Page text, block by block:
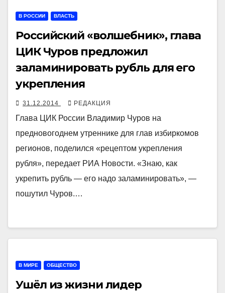
В РОССИИ ВЛАСТЬ
Российский «волшебник», глава
ЦИК Чуров предложил
заламинировать рубль для его
укрепления
31.12.2014 РЕДАКЦИЯ
Глава ЦИК России Владимир Чуров на
предновогоднем утреннике для глав избиркомов
регионов, поделился «рецептом укрепления
рубля», передает РИА Новости. «Знаю, как
укрепить рубль — его надо заламинировать», —
пошутил Чуров.…
В МИРЕ ОБЩЕСТВО
Ушёл из жизни лидер